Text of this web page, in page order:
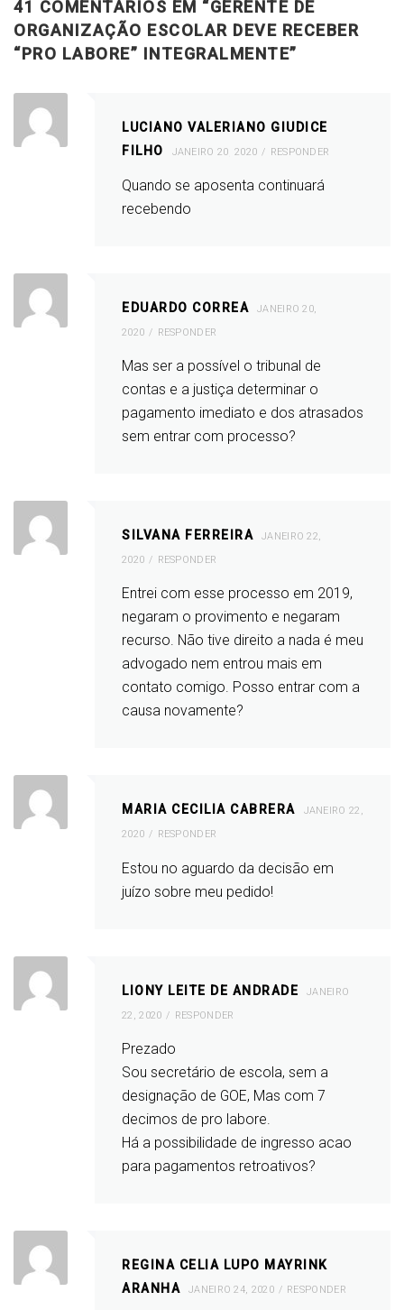
41 COMENTÁRIOS EM “GERENTE DE
ORGANIZAÇÃO ESCOLAR DEVE RECEBER
“PRO LABORE” INTEGRALMENTE”
LUCIANO VALERIANO GIUDICE
FILHO
JANEIRO 20, 2020 RESPONDER
Quando se aposenta continuará
recebendo
EDUARDO CORREA
JANEIRO 20,
2020
RESPONDER
Mas ser a possível o tribunal de
contas e a justiça determinar o
pagamento imediato e dos atrasados
sem entrar com processo?
SILVANA FERREIRA
JANEIRO 22,
2020
RESPONDER
Entrei com esse processo em 2019,
negaram o provimento e negaram
recurso. Não tive direito a nada é meu
advogado nem entrou mais em
contato comigo. Posso entrar com a
causa novamente?
MARIA CECILIA CABRERA
JANEIRO 22,
2020
RESPONDER
Estou no aguardo da decisão em
juízo sobre meu pedido!
LIONY LEITE DE ANDRADE
JANEIRO
22, 2020
RESPONDER
Prezado
Sou secretário de escola, sem a
designação de GOE, Mas com 7
decimos de pro labore.
Há a possibilidade de ingresso acao
para pagamentos retroativos?
REGINA CELIA LUPO MAYRINK
ARANHA
JANEIRO 24, 2020 RESPONDER